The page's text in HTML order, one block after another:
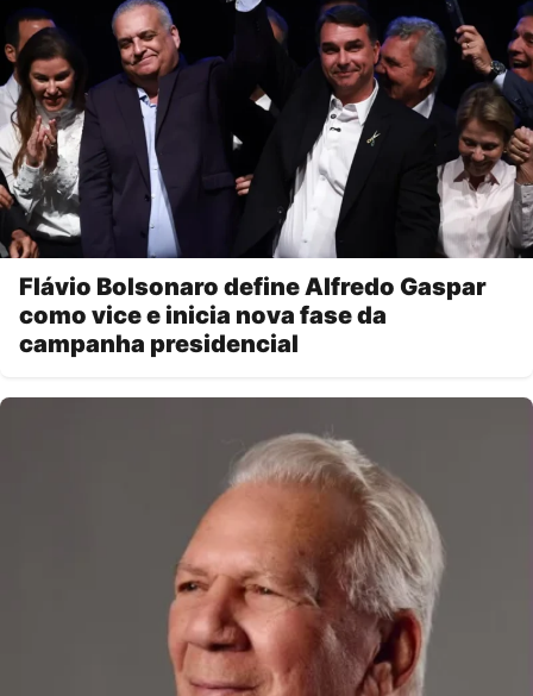
Flávio Bolsonaro define Alfredo Gaspar
como vice e inicia nova fase da
campanha presidencial